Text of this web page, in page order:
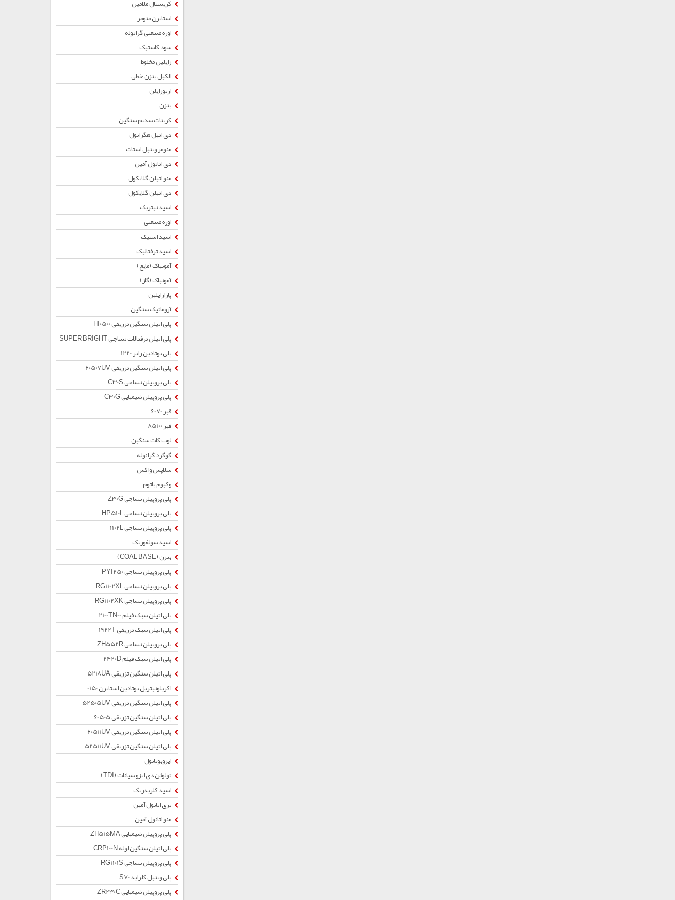
کریستال ملامین
استایرن منومر
اوره صنعتی گرانوله
سود کاستیک
زایلین مخلوط
الکیل بنزن خطی
ارتوزایلن
بنزن
کربنات سدیم سنگین
دی اتیل هگزانول
منومر وینیل استات
دی اتانول آمین
منو اتیلن گلایکول
دی اتیلن گلایکول
اسید نیتریک
اوره صنعتی
اسید استیک
اسید ترفتالیک
آمونیاک (مایع)
آمونیاک (گاز)
پارازایلین
آروماتیک سنگین
پلی اتیلن سنگین تزریقی HI0500
پلی اتیلن ترفتالات نساجی SUPER BRIGHT
پلی بوتادین رابر 1220
پلی اتیلن سنگین تزریقی 60507UV
پلی پروپیلن نساجی C30S
پلی پروپیلن شیمیایی C30G
قیر 6070
قیر 85100
لوب کات سنگین
گوگرد گرانوله
سلاپس واکس
وکیوم باتوم
پلی پروپیلن نساجی Z30G
پلی پروپیلن نساجی HP510L
پلی پروپیلن نساجی 1102L
اسید سولفوریک
بنزن (COAL BASE)
پلی پروپیلن نساجی PYI250
پلی پروپیلن نساجی RG1102XL
پلی پروپیلن نساجی RG1102XK
پلی اتیلن سبک فیلم 2100TN00
پلی اتیلن سبک تزریقی 1922T
پلی پروپیلن نساجی ZH552R
پلی اتیلن سبک فیلم 2420D
پلی اتیلن سنگین تزریقی 5218UA
اکریلونیتریل بوتادین استایرن 0150
پلی اتیلن سنگین تزریقی 52505UV
پلی اتیلن سنگین تزریقی 60505
پلی اتیلن سنگین تزریقی 60511UV
پلی اتیلن سنگین تزریقی 52511UV
ایزوبوتانول
تولوئن دی ایزو سیانات (TDI)
اسید کلریدریک
تری اتانول آمین
منو اتانول آمین
پلی پروپیلن شیمیایی ZH515MA
پلی اتیلن سنگین لوله CRP100N
پلی پروپیلن نساجی RG1101S
پلی وینیل کلراید S70
پلی پروپیلن شیمیایی ZR230C